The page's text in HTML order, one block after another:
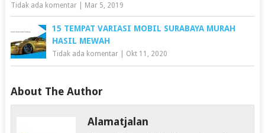
Tidak ada komentar| Mar 5, 2019
15 TEMPAT VARIASI MOBIL SURABAYA MURAH
HASIL MEWAH
Tidak ada komentar| Okt 11, 2020
About The Author
Alamatjalan